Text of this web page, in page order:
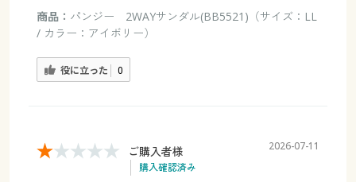
商品： パンジー 2WAYサンダル(BB5521)（サイズ：LL
/ カラー：アイボリー）
役に立った 0
ご購入者様
購入確認済み
2026-07-11